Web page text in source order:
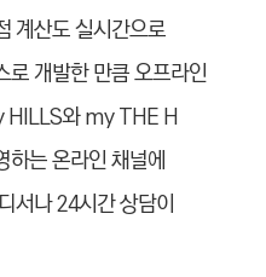
계산도 실시간으로
로 개발한 만큼 오프라인
HILLS와 my THE H
하는 온라인 채널에
서나 24시간 상담이